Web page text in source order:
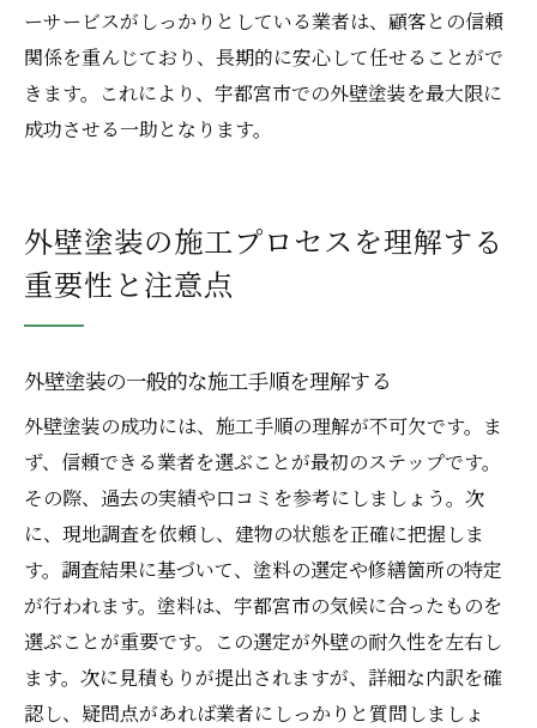
ーサービスがしっかりとしている業者は、顧客との信頼
関係を重んじており、長期的に安心して任せることがで
きます。これにより、宇都宮市での外壁塗装を最大限に
成功させる一助となります。
外壁塗装の施工プロセスを理解する
重要性と注意点
外壁塗装の一般的な施工手順を理解する
外壁塗装の成功には、施工手順の理解が不可欠です。ま
ず、信頼できる業者を選ぶことが最初のステップです。
その際、過去の実績や口コミを参考にしましょう。次
に、現地調査を依頼し、建物の状態を正確に把握しま
す。調査結果に基づいて、塗料の選定や修繕箇所の特定
が行われます。塗料は、宇都宮市の気候に合ったものを
選ぶことが重要です。この選定が外壁の耐久性を左右し
ます。次に見積もりが提出されますが、詳細な内訳を確
認し、疑問点があれば業者にしっかりと質問しましょ